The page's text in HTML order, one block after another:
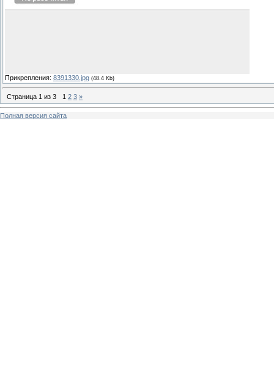
Прикрепления: 8391330.jpg (48.4 Kb)
Страница 1 из 3 1 2 3 »
Полная версия сайта